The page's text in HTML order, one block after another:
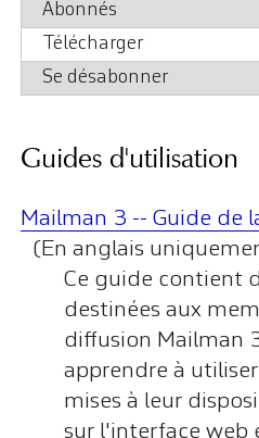
Abonnés
Télécharger
Se désabonner
Guides d'utilisation
Mailman 3 -- Guide de
(En anglais
Ce guide contient
destinées aux
diffusion Mailman
apprendre à
mises à leur
sur l'interface web